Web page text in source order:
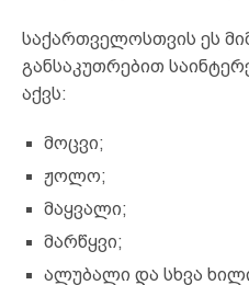
საქართველოსთვის ეს
განსაკუთრებით
აქვს:
მოცვი;
ჟოლო;
მაყვალი;
მარწყვი;
ალუბალი და სხვა